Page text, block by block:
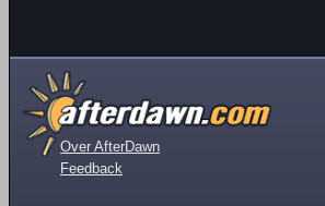
Over AfterDawn
Feedback